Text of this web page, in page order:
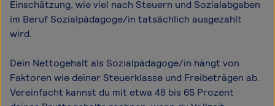
Einschätzung, wie viel nach Steuern und Sozialabgaben
im Beruf Sozialpädagoge/in tatsächlich ausgezahlt
wird.
Dein Nettogehalt als Sozialpädagoge/in hängt von
Faktoren wie deiner Steuerklasse und Freibeträgen ab.
Vereinfacht kannst du mit etwa 48 bis 65 Prozent